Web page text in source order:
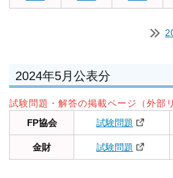
2024年5月公表分
試験問題・解答の掲載ページ（外部
FP協会
試験問題
金財 試験問題